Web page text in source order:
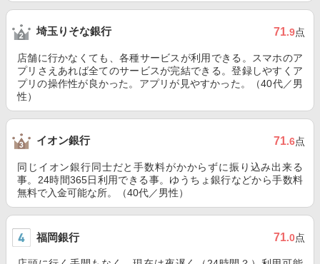
埼玉りそな銀行 71.9点
店舗に行かなくても、各種サービスが利用できる。スマホのア
プリさえあれば全てのサービスが完結できる。登録しやすくア
プリの操作性が良かった。アプリが見やすかった。（40代／男
性）
イオン銀行 71.6点
同じイオン銀行同士だと手数料がかからずに振り込み出来る
事。24時間365日利用できる事。ゆうちょ銀行などから手数料
無料で入金可能な所。（40代／男性）
福岡銀行 71.0点